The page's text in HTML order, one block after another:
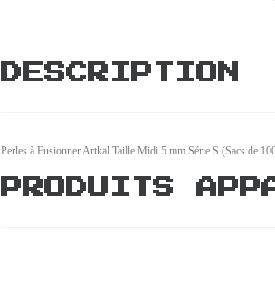
DESCRIPTION
Perles à Fusionner Artkal Taille Midi 5 mm Série S (Sacs de
PRODUITS